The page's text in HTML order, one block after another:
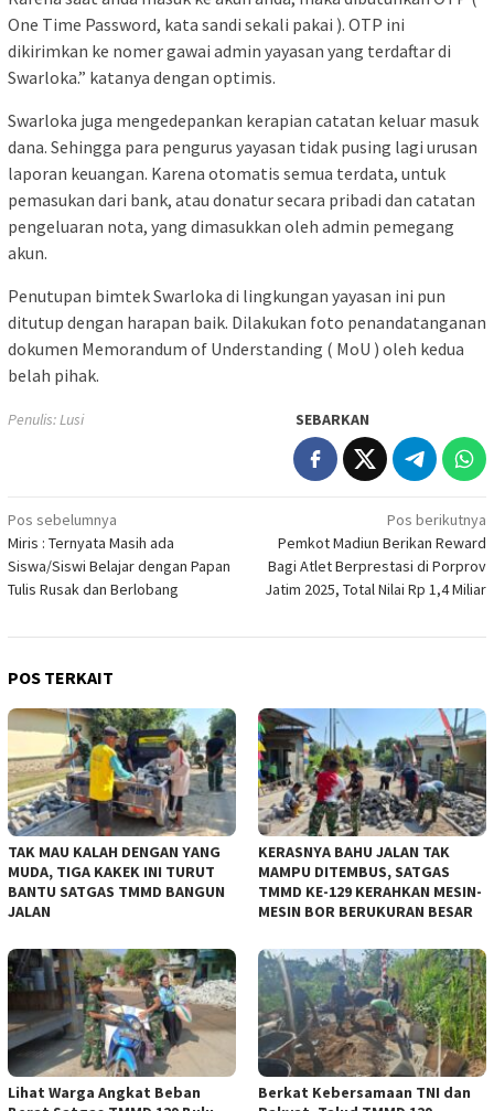
One Time Password, kata sandi sekali pakai ). OTP ini
dikirimkan ke nomer gawai admin yayasan yang terdaftar di
Swarloka.” katanya dengan optimis.
Swarloka juga mengedepankan kerapian catatan keluar masuk
dana. Sehingga para pengurus yayasan tidak pusing lagi urusan
laporan keuangan. Karena otomatis semua terdata, untuk
pemasukan dari bank, atau donatur secara pribadi dan catatan
pengeluaran nota, yang dimasukkan oleh admin pemegang
akun.
Penutupan bimtek Swarloka di lingkungan yayasan ini pun
ditutup dengan harapan baik. Dilakukan foto penandatanganan
dokumen Memorandum of Understanding ( MoU ) oleh kedua
belah pihak.
Penulis: Lusi SEBARKAN
Navigasi
pos
Pos sebelumnya
Miris : Ternyata Masih ada
Siswa/Siswi Belajar dengan Papan
Tulis Rusak dan Berlobang
Pos berikutnya
Pemkot Madiun Berikan Reward
Bagi Atlet Berprestasi di Porprov
Jatim 2025, Total Nilai Rp 1,4 Miliar
POS TERKAIT
TAK MAU KALAH DENGAN YANG
MUDA, TIGA KAKEK INI TURUT
BANTU SATGAS TMMD BANGUN
JALAN
KERASNYA BAHU JALAN TAK
MAMPU DITEMBUS, SATGAS
TMMD KE-129 KERAHKAN MESIN-
MESIN BOR BERUKURAN BESAR
Lihat Warga Angkat Beban
Berkat Kebersamaan TNI dan